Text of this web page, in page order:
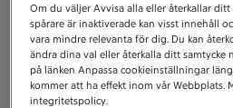
Om du väljer Avvisa alla eller återkallar ditt
spårare är inaktiverade kan visst innehåll
vara mindre relevanta för dig. Du kan
ändra dina val eller återkalla ditt samtycke
på länken Anpassa cookieinställningar
kommer att ha effekt inom vår Webbplats.
integritetspolicy.